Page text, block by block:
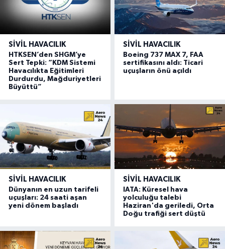
SIVIL HAVACILIK
HTKSEN’den SHGM’ye
Sert Tepki: “KDM Sistemi
Havacılıkta Eğitimleri
Durdurdu, Mağduriyetleri
Büyüttü”
SIVIL HAVACILIK
Boeing 737 MAX 7, FAA
sertifikasını aldı: Ticari
uçuşların önü açıldı
SIVIL HAVACILIK
Dünyanın en uzun tarifeli
uçuşları: 24 saati aşan
yeni dönem başladı
SIVIL HAVACILIK
IATA: Küresel hava
yolculuğu talebi
Haziran'da geriledi, Orta
Doğu trafiği sert düştü